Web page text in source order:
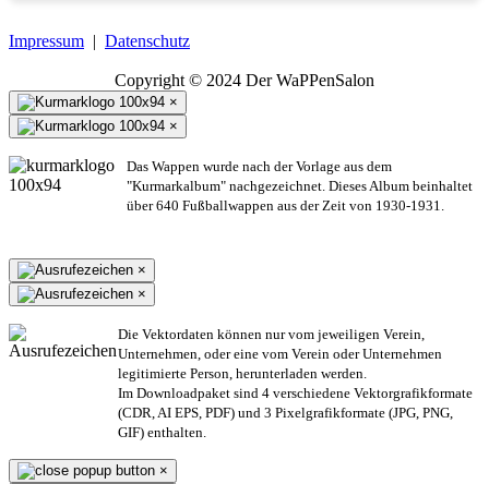
Impressum | Datenschutz
Copyright © 2024 Der WaPPenSalon
×
×
Das Wappen wurde nach der Vorlage aus dem
"Kurmarkalbum" nachgezeichnet. Dieses Album beinhaltet
über 640 Fußballwappen aus der Zeit von 1930-1931.
×
×
Die Vektordaten können nur vom jeweiligen Verein,
Unternehmen, oder eine vom Verein oder Unternehmen
legitimierte Person, herunterladen werden.
Im Downloadpaket sind 4 verschiedene Vektorgrafikformate
(CDR, AI EPS, PDF) und 3 Pixelgrafikformate (JPG, PNG,
GIF) enthalten.
×